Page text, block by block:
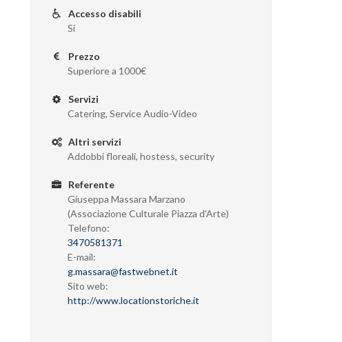
Accesso disabili
Si
Prezzo
Superiore a 1000€
Servizi
Catering, Service Audio-Video
Altri servizi
Addobbi floreali, hostess, security
Referente
Giuseppa Massara Marzano
(Associazione Culturale Piazza d'Arte)
Telefono:
3470581371
E-mail:
g.massara@fastwebnet.it
Sito web:
http://www.locationstoriche.it